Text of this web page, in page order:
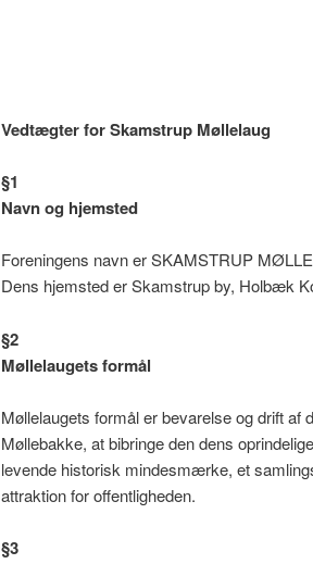
Vedtægter for Skamstrup Møllelaug
§1
Navn og hjemsted
Foreningens navn er SKAMSTRUP
Dens hjemsted er Skamstrup by, Holbæk
§2
Møllelaugets formål
Møllelaugets formål er bevarelse og drift
Møllebakke, at bibringe den dens
levende historisk mindesmærke, et
attraktion for offentligheden.
§3